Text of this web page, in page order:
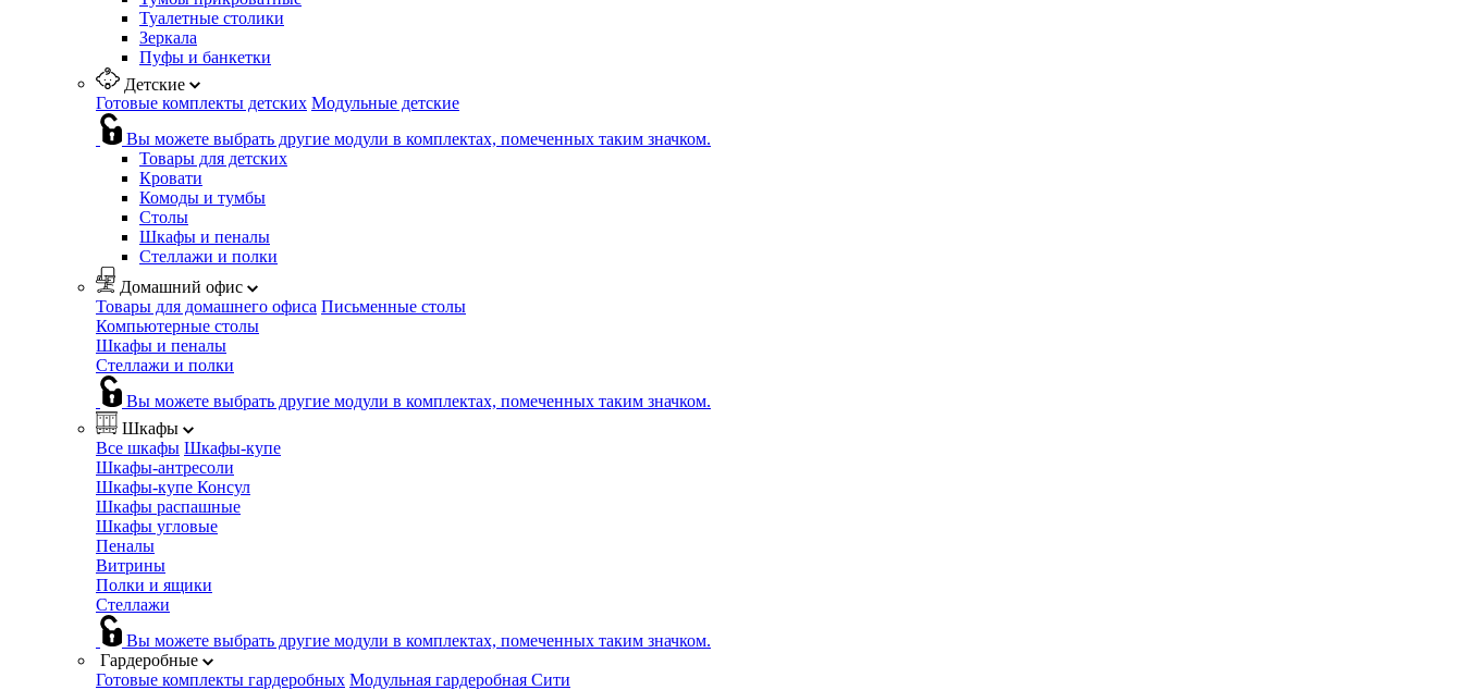
Туалетные столики
Зеркала
Пуфы и банкетки
Детские
Готовые комплекты детских Модульные детские
Вы можете выбрать другие модули в комплектах, помеченных таким значком.
Товары для детских
Кровати
Комоды и тумбы
Столы
Шкафы и пеналы
Стеллажи и полки
Домашний офис
Товары для домашнего офиса Письменные столы
Компьютерные столы
Шкафы и пеналы
Стеллажи и полки
Вы можете выбрать другие модули в комплектах, помеченных таким значком.
Шкафы
Все шкафы Шкафы-купе
Шкафы-антресоли
Шкафы-купе Консул
Шкафы распашные
Шкафы угловые
Пеналы
Витрины
Полки и ящики
Стеллажи
Вы можете выбрать другие модули в комплектах, помеченных таким значком.
Гардеробные
Готовые комплекты гардеробных Модульная гардеробная Сити